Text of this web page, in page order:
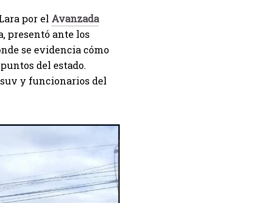
por el Avanzada
presentó ante los
se evidencia cómo
del estado.
y funcionarios del